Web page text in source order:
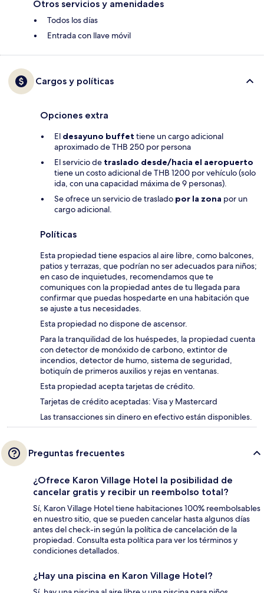
Otros servicios y amenidades
Todos los días
Entrada con llave móvil
Cargos y políticas
Opciones extra
El desayuno buffet tiene un cargo adicional
aproximado de THB 250 por persona
El servicio de traslado desde/hacia el aeropuerto
tiene un costo adicional de THB 1200 por vehículo (solo
ida, con una capacidad máxima de 9 personas).
Se ofrece un servicio de traslado por la zona por un
cargo adicional.
Políticas
Esta propiedad tiene espacios al aire libre, como balcones,
patios y terrazas, que podrían no ser adecuados para niños;
en caso de inquietudes, recomendamos que te
comuniques con la propiedad antes de tu llegada para
confirmar que puedas hospedarte en una habitación que
se ajuste a tus necesidades.
Esta propiedad no dispone de ascensor.
Para la tranquilidad de los huéspedes, la propiedad cuenta
con detector de monóxido de carbono, extintor de
incendios, detector de humo, sistema de seguridad,
botiquín de primeros auxilios y rejas en ventanas.
Esta propiedad acepta tarjetas de crédito.
Tarjetas de crédito aceptadas: Visa y Mastercard
Las transacciones sin dinero en efectivo están disponibles.
Preguntas frecuentes
¿Ofrece Karon Village Hotel la posibilidad de
cancelar gratis y recibir un reembolso total?
Sí, Karon Village Hotel tiene habitaciones 100% reembolsables
en nuestro sitio, que se pueden cancelar hasta algunos días
antes del check-in según la política de cancelación de la
propiedad. Consulta esta política para ver los términos y
condiciones detallados.
¿Hay una piscina en Karon Village Hotel?